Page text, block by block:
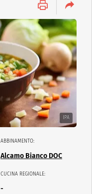
IPA
ABBINAMENTO:
Alcamo Bianco DOC
CUCINA REGIONALE:
-